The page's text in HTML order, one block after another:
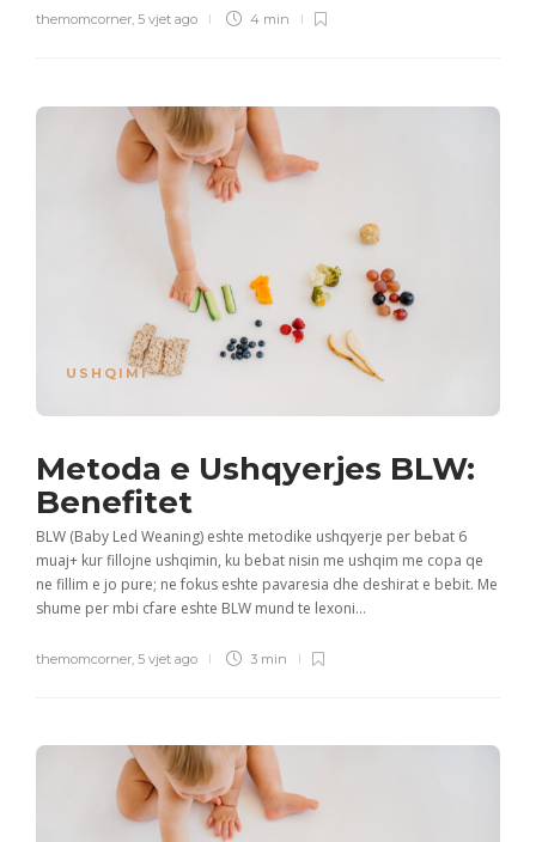
themomcorner 5 vjet ago 4 min
USHQIMI
Metoda e Ushqyerjes BLW:
Benefitet
BLW (Baby Led Weaning) eshte metodike ushqyerje per bebat 6
muaj+ kur fillojne ushqimin, ku bebat nisin me ushqim me copa qe
ne fillim e jo pure; ne fokus eshte pavaresia dhe deshirat e bebit. Me
shume per mbi cfare eshte BLW mund te lexoni...
themomcorner 5 vjet ago 3 min